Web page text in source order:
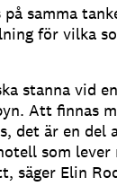
på samma
för vilka
stanna vid en
Att finnas
det är en del
som lever
säger Elin